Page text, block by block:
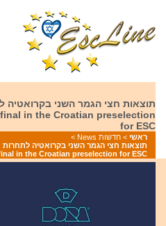
in the Croatian preselection
for ESC
ראשי > חדשות News
>
in the Croatian preselection for ESC